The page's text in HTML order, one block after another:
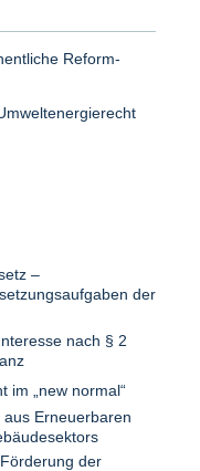
Reform-
–
der
nach § 2
im „new normal“
Erneuerbaren
der